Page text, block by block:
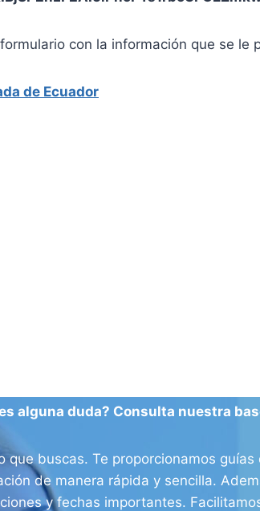
con la información que se le
de Ecuador
alguna duda? Consulta nuestra
buscas. Te proporcionamos
de manera rápida y sencilla.
y fechas importantes.